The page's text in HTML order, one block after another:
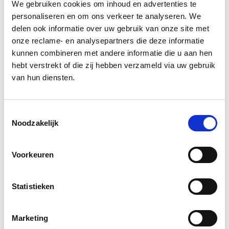
We gebruiken cookies om inhoud en advertenties te
personaliseren en om ons verkeer te analyseren. We
delen ook informatie over uw gebruik van onze site met
onze reclame- en analysepartners die deze informatie
kunnen combineren met andere informatie die u aan hen
hebt verstrekt of die zij hebben verzameld via uw gebruik
van hun diensten.
Noodzakelijk
Voorkeuren
Statistieken
Marketing
Ga naar het team overzicht
Word ook een Newstorian.
We nemen